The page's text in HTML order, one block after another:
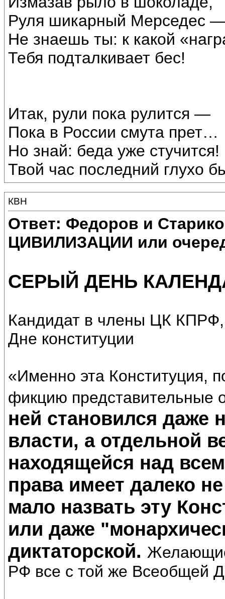
Руля шикарный Мерседес
Не знаешь ты: к какой
Тебя подталкивает бес!
Итак, рули пока рулится —
Пока в России смута прет…
Но знай: беда уже стучится!
Твой час последний глухо
КВН
Ответ: Федоров и
ЦИВИЛИЗАЦИИ или
СЕРЫЙ ДЕНЬ
Кандидат в члены ЦК КПРФ,
Дне конституции
«Именно эта Конституция,
фикцию представительные
ней становился даже
власти, а отдельной
находящейся над
права имеет далеко
мало назвать эту
или даже
диктаторской.
РФ все с той же Всеобщей